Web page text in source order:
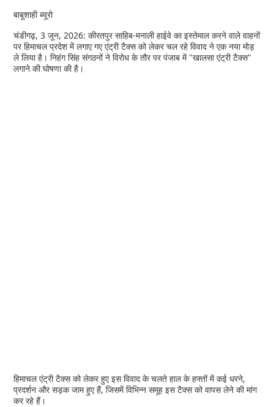
बाबूशाही ब्यूरो
चंडीगढ़, 3 जून, 2026: कीरतपुर साहिब-मनाली हाईवे का इस्तेमाल करने वाले वाहनों
पर हिमाचल प्रदेश में लगाए गए एंट्री टैक्स को लेकर चल रहे विवाद ने एक नया मोड़
ले लिया है। निहंग सिंह संगठनों ने विरोध के तौर पर पंजाब में "खालसा एंट्री टैक्स"
लगाने की घोषणा की है।
हिमाचल एंट्री टैक्स को लेकर हुए इस विवाद के चलते हाल के हफ्तों में कई धरने,
प्रदर्शन और सड़क जाम हुए हैं, जिसमें विभिन्न समूह इस टैक्स को वापस लेने की मांग
कर रहे हैं।